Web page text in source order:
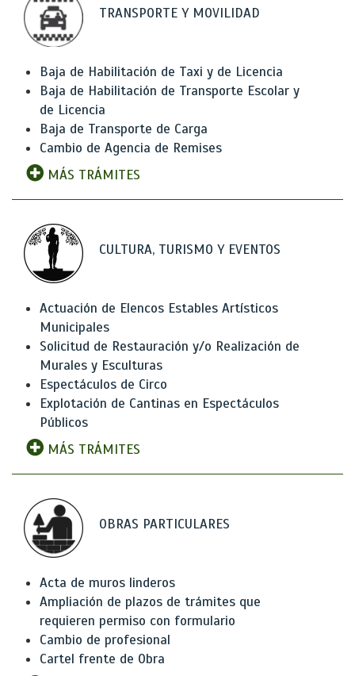
TRANSPORTE Y MOVILIDAD
Baja de Habilitación de Taxi y de Licencia
Baja de Habilitación de Transporte Escolar y
de Licencia
Baja de Transporte de Carga
Cambio de Agencia de Remises
MÁS TRÁMITES
CULTURA, TURISMO Y EVENTOS
Actuación de Elencos Estables Artísticos
Municipales
Solicitud de Restauración y/o Realización de
Murales y Esculturas
Espectáculos de Circo
Explotación de Cantinas en Espectáculos
Públicos
MÁS TRÁMITES
OBRAS PARTICULARES
Acta de muros linderos
Ampliación de plazos de trámites que
requieren permiso con formulario
Cambio de profesional
Cartel frente de Obra